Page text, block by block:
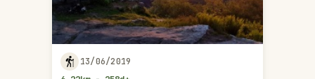
13/06/2019